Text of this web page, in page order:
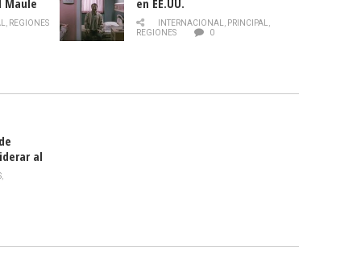
Maule
de la
, REGIONES
en EE.UU.
INTERNACIONAL, PRINCIPAL,
REGIONES
0
al
,